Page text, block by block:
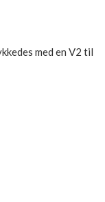
med en V2 til